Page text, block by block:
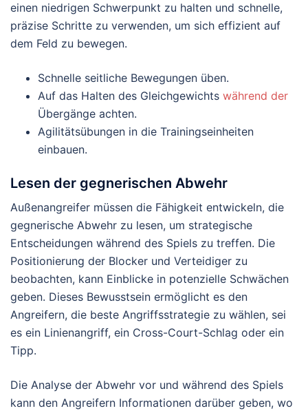
einen niedrigen Schwerpunkt zu halten und schnelle,
präzise Schritte zu verwenden, um sich effizient auf
dem Feld zu bewegen.
Schnelle seitliche Bewegungen üben.
Auf das Halten des Gleichgewichts während der
Übergänge achten.
Agilitätsübungen in die Trainingseinheiten
einbauen.
Lesen der gegnerischen Abwehr
Außenangreifer müssen die Fähigkeit entwickeln, die
gegnerische Abwehr zu lesen, um strategische
Entscheidungen während des Spiels zu treffen. Die
Positionierung der Blocker und Verteidiger zu
beobachten, kann Einblicke in potenzielle Schwächen
geben. Dieses Bewusstsein ermöglicht es den
Angreifern, die beste Angriffsstrategie zu wählen, sei
es ein Linienangriff, ein Cross-Court-Schlag oder ein
Tipp.
Die Analyse der Abwehr vor und während des Spiels
kann den Angreifern Informationen darüber geben, wo